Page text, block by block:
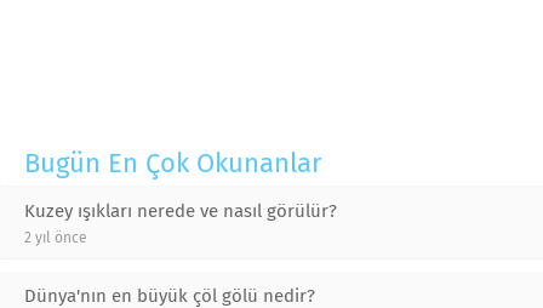
Bugün En Çok Okunanlar
Kuzey ışıkları nerede ve nasıl görülür?
2 yıl önce
Dünya'nın en büyük çöl gölü nedir?